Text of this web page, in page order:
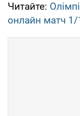
Читайте:
онлайн матч 1/